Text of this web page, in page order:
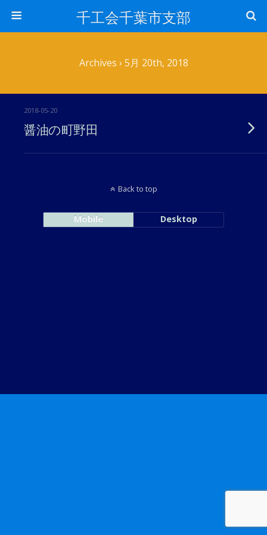
千工会千葉市支部
Archives › 5月 20th, 2018
2018-05-20
醤油の町野田
Back to top
Mobile Desktop